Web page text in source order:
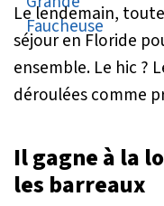
Le lendemain,
séjour en Floride
ensemble. Le hic ?
déroulées comme
Il gagne à la
les barreaux